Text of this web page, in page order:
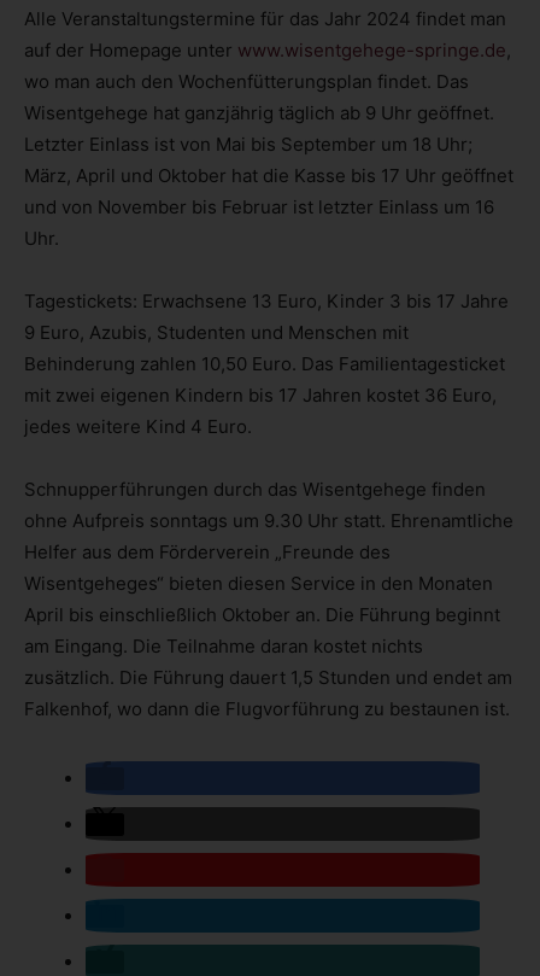
Alle Veranstaltungstermine für das Jahr 2024 findet man
auf der Homepage unter www.wisentgehege-springe.de,
wo man auch den Wochenfütterungsplan findet. Das
Wisentgehege hat ganzjährig täglich ab 9 Uhr geöffnet.
Letzter Einlass ist von Mai bis September um 18 Uhr;
März, April und Oktober hat die Kasse bis 17 Uhr geöffnet
und von November bis Februar ist letzter Einlass um 16
Uhr.
Tagestickets: Erwachsene 13 Euro, Kinder 3 bis 17 Jahre
9 Euro, Azubis, Studenten und Menschen mit
Behinderung zahlen 10,50 Euro. Das Familientagesticket
mit zwei eigenen Kindern bis 17 Jahren kostet 36 Euro,
jedes weitere Kind 4 Euro.
Schnupperführungen durch das Wisentgehege finden
ohne Aufpreis sonntags um 9.30 Uhr statt. Ehrenamtliche
Helfer aus dem Förderverein „Freunde des
Wisentgeheges“ bieten diesen Service in den Monaten
April bis einschließlich Oktober an. Die Führung beginnt
am Eingang. Die Teilnahme daran kostet nichts
zusätzlich. Die Führung dauert 1,5 Stunden und endet am
Falkenhof, wo dann die Flugvorführung zu bestaunen ist.